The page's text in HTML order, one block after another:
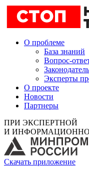
О проблеме
База знаний
Вопрос-
Эксперты
О проекте
Новости
Партнеры
ПРИ ЭКСПЕРТНОЙ
И
Скачать приложение